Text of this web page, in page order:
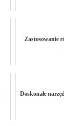
Zastosowanie
Doskonałe